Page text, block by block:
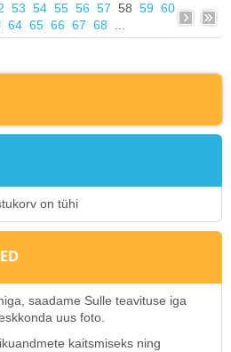
53 54 55 56 57 58 59 60
64 65 66 67 68
on tühi
saadame Sulle teavituse iga
uus foto.
kaitsmiseks ning